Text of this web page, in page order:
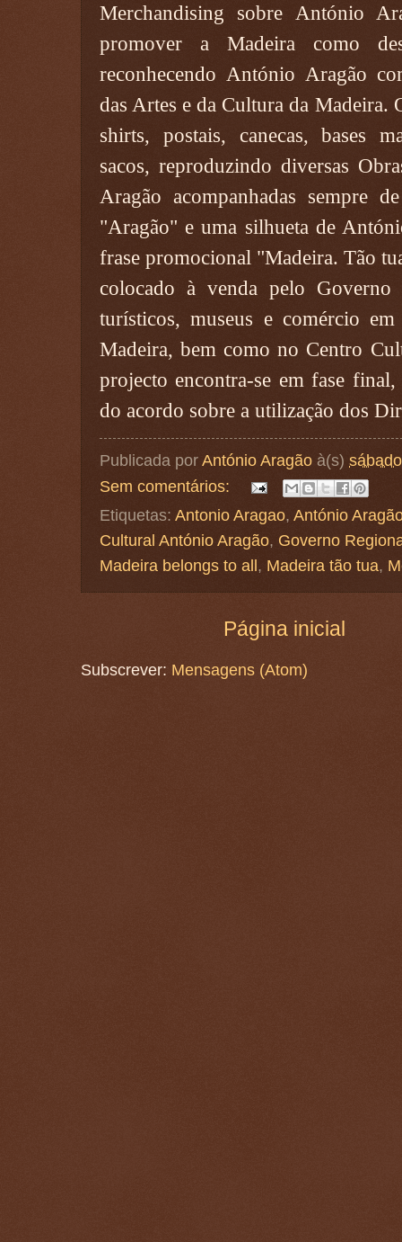
Merchandising sobre António
promover a Madeira como
reconhecendo António Aragão
das Artes e da Cultura da
shirts, postais, canecas, bases
sacos, reproduzindo diversas
Aragão acompanhadas sempre
"Aragão" e uma silhueta de
frase promocional "Madeira. Tão
colocado à venda pelo
turísticos, museus e comércio
Madeira, bem como no Centro
projecto encontra-se em fase
do acordo sobre a utilização dos
Publicada por António Aragão à(s)
Sem comentários:
Etiquetas: Antonio Aragao, António
Cultural António Aragão, Governo
Madeira belongs to all, Madeira tão tua,
Página inicial
Subscrever: Mensagens (Atom)